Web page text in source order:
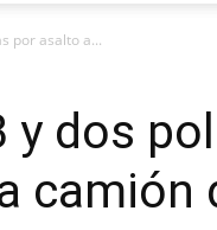
por asalto a...
y dos
camión